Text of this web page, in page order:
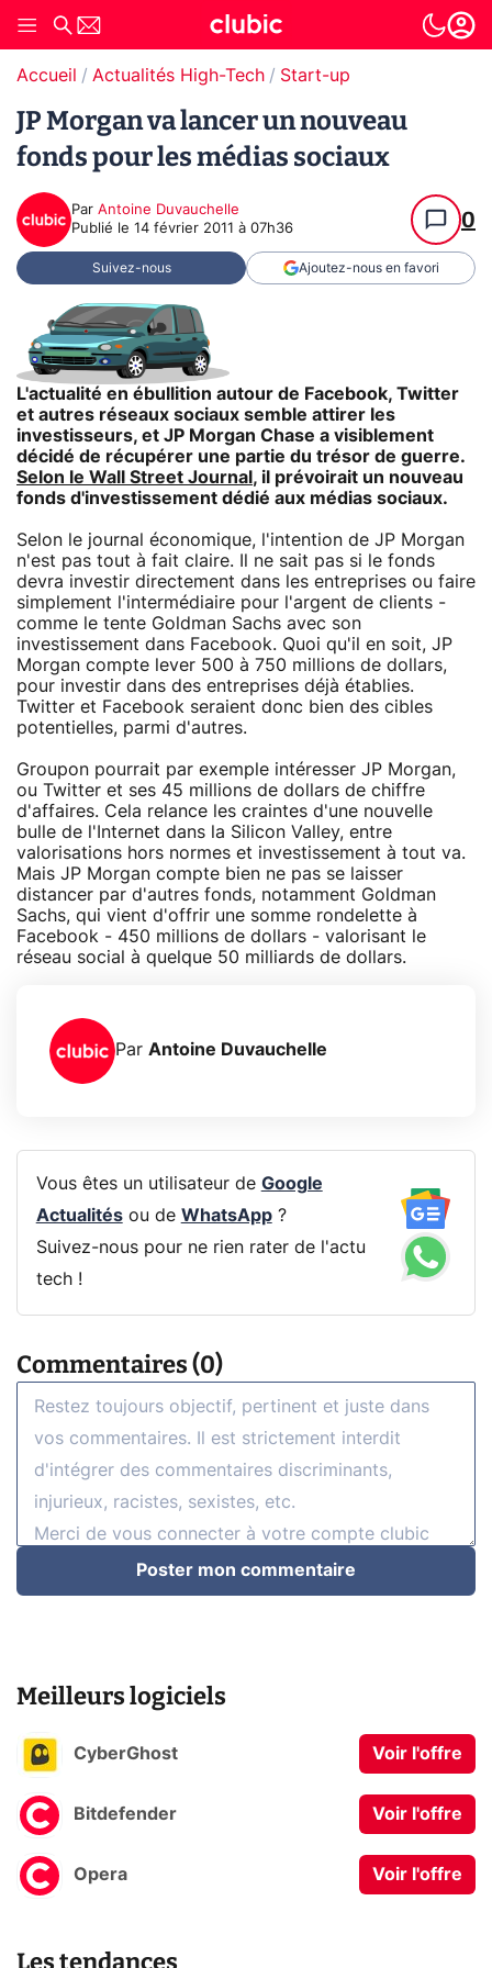
Accueil Actualités High-Tech Start-up
JP Morgan va lancer un nouveau
fonds pour les médias sociaux
Par Antoine Duvauchelle
Publié le 14 février 2011 à 07h36 0
Suivez-nous Ajoutez-nous en favori
L'actualité en ébullition autour de Facebook, Twitter
et autres réseaux sociaux semble attirer les
investisseurs, et JP Morgan Chase a visiblement
décidé de récupérer une partie du trésor de guerre.
Selon le Wall Street Journal , il prévoirait un nouveau
fonds d'investissement dédié aux médias sociaux.
Selon le journal économique, l'intention de JP Morgan
n'est pas tout à fait claire. Il ne sait pas si le fonds
devra investir directement dans les entreprises ou faire
simplement l'intermédiaire pour l'argent de clients -
comme le tente Goldman Sachs avec son
investissement dans Facebook. Quoi qu'il en soit, JP
Morgan compte lever 500 à 750 millions de dollars,
pour investir dans des entreprises déjà établies.
Twitter et Facebook seraient donc bien des cibles
potentielles, parmi d'autres.
Groupon pourrait par exemple intéresser JP Morgan,
ou Twitter et ses 45 millions de dollars de chiffre
d'affaires. Cela relance les craintes d'une nouvelle
bulle de l'Internet dans la Silicon Valley, entre
valorisations hors normes et investissement à tout va.
Mais JP Morgan compte bien ne pas se laisser
distancer par d'autres fonds, notamment Goldman
Sachs, qui vient d'offrir une somme rondelette à
Facebook - 450 millions de dollars - valorisant le
réseau social à quelque 50 milliards de dollars.
Par Antoine Duvauchelle
Vous êtes un utilisateur de Google
Actualitésou de WhatsApp?
Suivez-nous pour ne rien rater de l'actu
tech !
Commentaires (0)
Poster mon commentaire
Meilleurs logiciels
CyberGhost Voir l'offre
Bitdefender Voir l'offre
Opera Voir l'offre
Les tendances